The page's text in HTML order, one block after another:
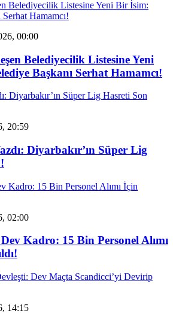
00:00
Belediyecilik Listesine Yeni
Başkanı Serhat Hamamcı!
20:59
Diyarbakır’ın Süper Lig
02:00
Kadro: 15 Bin Personel Alımı
14:15